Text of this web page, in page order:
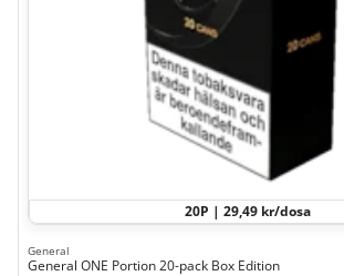
20P | 29,49 kr/dosa
General
General ONE Portion 20-pack Box Edition